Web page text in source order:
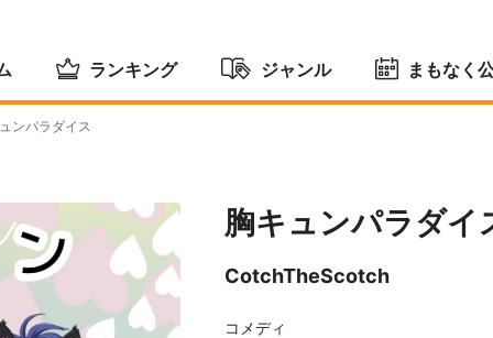
ランキング ジャンル まもなく
ンパラダイス
胸キュンパラダイ
CotchTheScotch
コメディ